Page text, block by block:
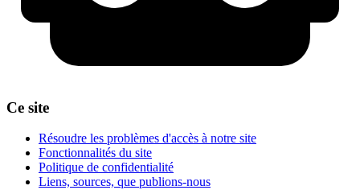
Ce site
Résoudre les problèmes d'accès à notre site
Fonctionnalités du site
Politique de confidentialité
Liens, sources, que publions-nous